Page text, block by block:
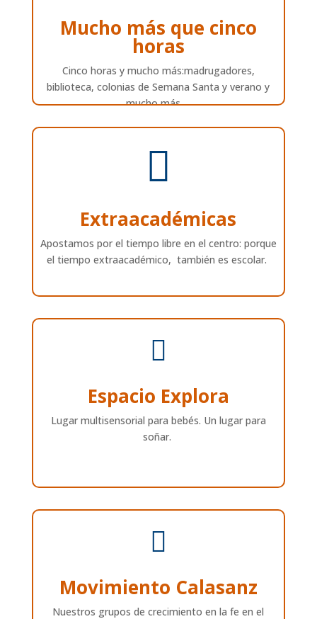
Mucho más que cinco
horas
Cinco horas y mucho más:madrugadores,
biblioteca, colonias de Semana Santa y verano y
mucho más….

Extraacadémicas
Apostamos por el tiempo libre en el centro: porque
el tiempo extraacadémico, también es escolar.

Espacio Explora
Lugar multisensorial para bebés. Un lugar para
soñar.

Movimiento Calasanz
Nuestros grupos de crecimiento en la fe en el